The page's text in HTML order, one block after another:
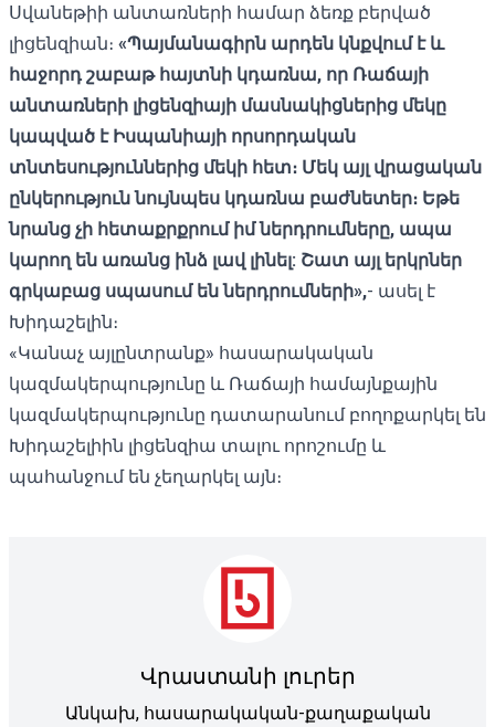
Սվանեթիի անտառների համար ձեռք բերված
լիցենզիան։ «Պայմանագիրն արդեն կնքվում է և
հաջորդ շաբաթ հայտնի կդառնա, որ Ռաճայի
անտառների լիցենզիայի մասնակիցներից մեկը
կապված է Իսպանիայի որսորդական
տնտեսություններից մեկի հետ։ Մեկ այլ վրացական
ընկերություն նույնպես կդառնա բաժնետեր։ Եթե
նրանց չի հետաքրքրում իմ ներդրումները, ապա
կարող են առանց ինձ լավ լինել: Շատ այլ երկրներ
գրկաբաց սպասում են ներդրումների»,- ասել է
Խիդաշելին։
«Կանաչ այլընտրանք» հասարակական
կազմակերպությունը և Ռաճայի համայնքային
կազմակերպությունը դատարանում բողոքարկել են
Խիդաշելիին լիցենզիա տալու որոշումը և
պահանջում են չեղարկել այն։
Վրաստանի լուրեր
Անկախ, հասարակական-քաղաքական